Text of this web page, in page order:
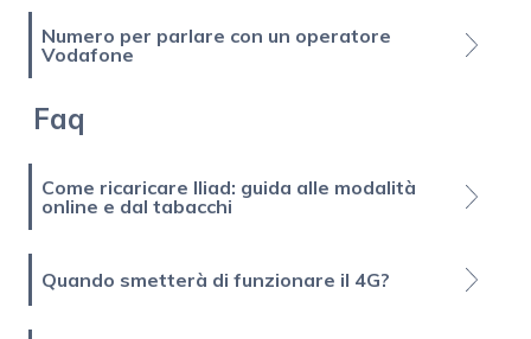
Numero per parlare con un operatore
Vodafone
Faq
Come ricaricare Iliad: guida alle modalità
online e dal tabacchi
Quando smetterà di funzionare il 4G?